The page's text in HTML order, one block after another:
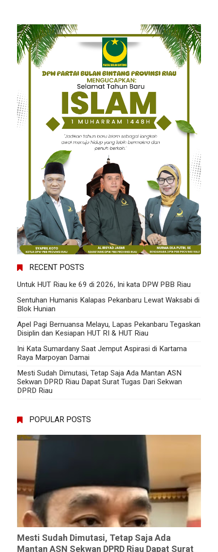
RECENT POSTS
Untuk HUT Riau ke 69 di 2026, Ini kata DPW PBB Riau
Sentuhan Humanis Kalapas Pekanbaru Lewat Waksabi di
Blok Hunian
Apel Pagi Bernuansa Melayu, Lapas Pekanbaru Tegaskan
Disiplin dan Kesiapan HUT RI & HUT Riau
Ini Kata Sumardany Saat Jemput Aspirasi di Kartama
Raya Marpoyan Damai
Mesti Sudah Dimutasi, Tetap Saja Ada Mantan ASN
Sekwan DPRD Riau Dapat Surat Tugas Dari Sekwan
DPRD Riau
POPULAR POSTS
Mesti Sudah Dimutasi, Tetap Saja Ada
Mantan ASN Sekwan DPRD Riau Dapat Surat